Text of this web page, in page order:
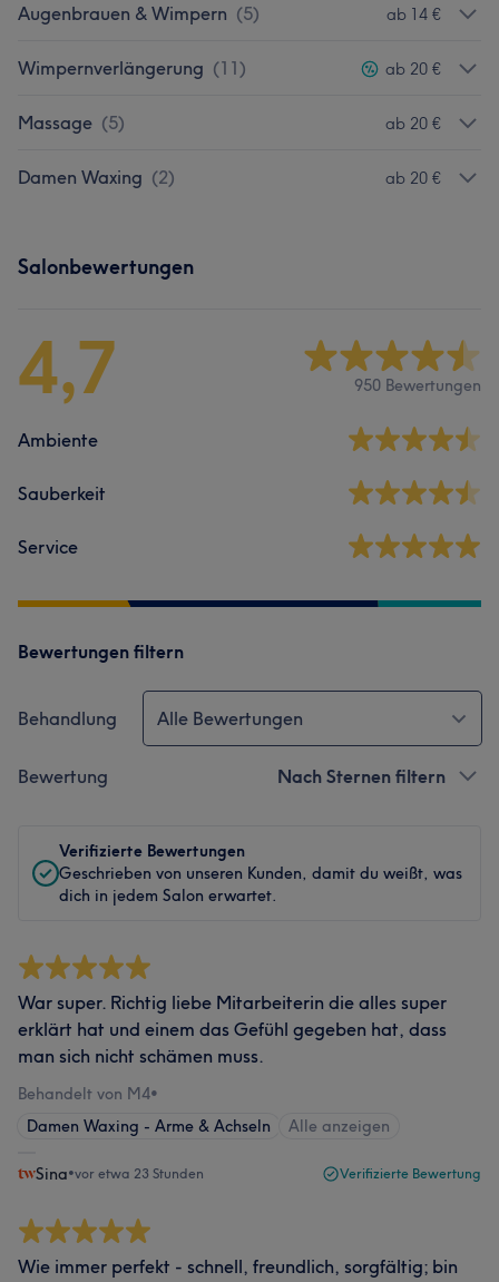
Augenbrauen & Wimpern (5) ab 14 €
Wimpernverlängerung (11) ab 20 €
Massage (5) ab 20 €
Damen Waxing (2) ab 20 €
Salonbewertungen
4,7 950 Bewertungen
Ambiente
Sauberkeit
Service
Bewertungen filtern
Behandlung Alle Bewertungen
Bewertung Nach Sternen filtern
Verifizierte Bewertungen
Geschrieben von unseren Kunden, damit du weißt, was
dich in jedem Salon erwartet.
War super. Richtig liebe Mitarbeiterin die alles super
erklärt hat und einem das Gefühl gegeben hat, dass
man sich nicht schämen muss.
Behandelt von M4•
Damen Waxing - Arme & Achseln
Alle anzeigen
Sina•vor etwa 23 Stunden Verifizierte Bewertung
Wie immer perfekt - schnell, freundlich, sorgfältig; bin